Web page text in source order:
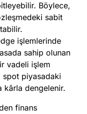
Böylece,
sabit
işlemlerinde
sahip olunan
vadeli işlem
spot piyasadaki
kârla dengelenir.
finans